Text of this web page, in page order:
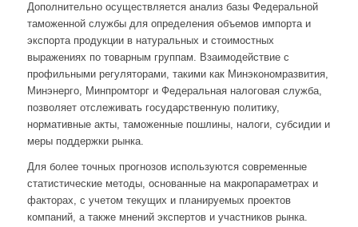
Дополнительно осуществляется анализ базы Федеральной
таможенной службы для определения объемов импорта и
экспорта продукции в натуральных и стоимостных
выражениях по товарным группам. Взаимодействие с
профильными регуляторами, такими как Минэкономразвития,
Минэнерго, Минпромторг и Федеральная налоговая служба,
позволяет отслеживать государственную политику,
нормативные акты, таможенные пошлины, налоги, субсидии и
меры поддержки рынка.
Для более точных прогнозов используются современные
статистические методы, основанные на макропараметрах и
факторах, с учетом текущих и планируемых проектов
компаний, а также мнений экспертов и участников рынка.